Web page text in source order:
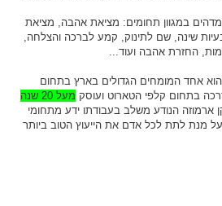
מדהים במגוון תחומים: מציאת אהבה, מציאת
שינה, שם לתינוק, קמע לברכה והצלחה,
החזרת אהבה ועוד...
הוא אחד המומחים הגדולים בארץ בתחום
בתחום קלפי הטארוט ועוסק מעל 20 שנה
ארמוזה הנודע משלב בעבודתו ידע מתחומי
על מנת לתת לכל אדם את הייעוץ הטוב ביותר